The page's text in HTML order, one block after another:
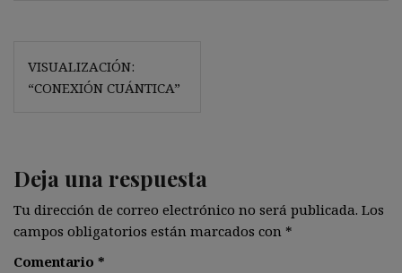
Navegación
de
VISUALIZACIÓN:
“CONEXIÓN CUÁNTICA”
Deja una respuesta
Tu dirección de correo electrónico no será publicada. Los
campos obligatorios están marcados con *
Comentario *